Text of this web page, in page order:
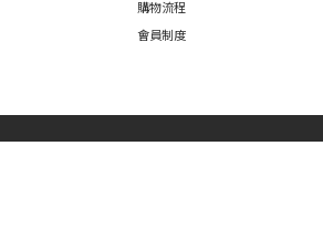
購物流程
會員制度